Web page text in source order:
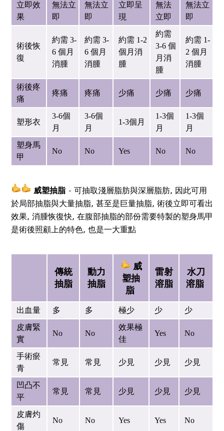
立即效
果
無法立
即
無法立
即
立即呈
現
無法
立即
無法立
即
術後恢
復
約需 3-
6 個月
消腫
約需 3-
6 個月
消腫
約需 1-2
個月消
腫
約需
3-6 個
月消
腫
約需 1-
2 個月
消腫
術後疼
痛
疼痛 疼痛 少痛 少痛 少痛
塑形衣
3-6個
月
3-6個
月
1-3個月
1-3個
月
1-3個
月
塑身馬
甲
No No Yes No No
威塑抽脂 - 可抽取淺層脂肪與深層脂肪, 因此可用
於局部抽脂與大量抽脂, 甚至是巨量抽脂, 術後立即可看出
效果, 消腫恢復快, 在腹部抽脂的部份需要特製的塑身馬甲
是術後照顧上的特色, 也是一大重點
傳統
抽脂
動力
抽脂
威
塑抽
脂
雷射
溶脂
水刀
溶脂
出血量 多 多 極少 少
少
皮膚緊
實
No No
效果極
佳
Yes No
手術瘀
青
常見 常見 少見 少見 少見
凹凸不
平
常見 常見 少見 少見 少見
皮膚灼
傷
No No Yes Yes No